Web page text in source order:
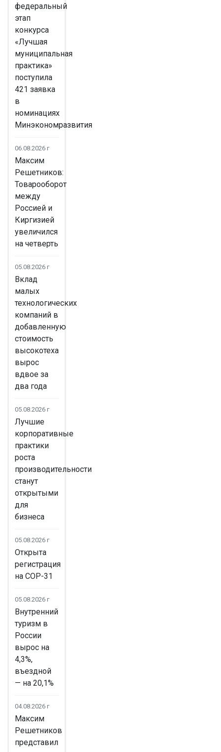
федеральный
этап
конкурса
«Лучшая
муниципальная
практика»
поступила
421 заявка
в
номинациях
Минэкономразвития
06.08.2026 г
Максим
Решетников:
Товарооборот
между
Россией и
Киргизией
увеличился
на четверть
05.08.2026 г
Вклад
малых
технологических
компаний в
добавленную
стоимость
высокотеха
вырос
вдвое за
два года
05.08.2026 г
Лучшие
корпоративные
практики
роста
производительности
станут
открытыми
для
бизнеса
05.08.2026 г
Открыта
регистрация
на COP-31
05.08.2026 г
Внутренний
туризм в
России
вырос на
4,3%,
въездной
— на 20,1%
04.08.2026 г
Максим
Решетников
представил